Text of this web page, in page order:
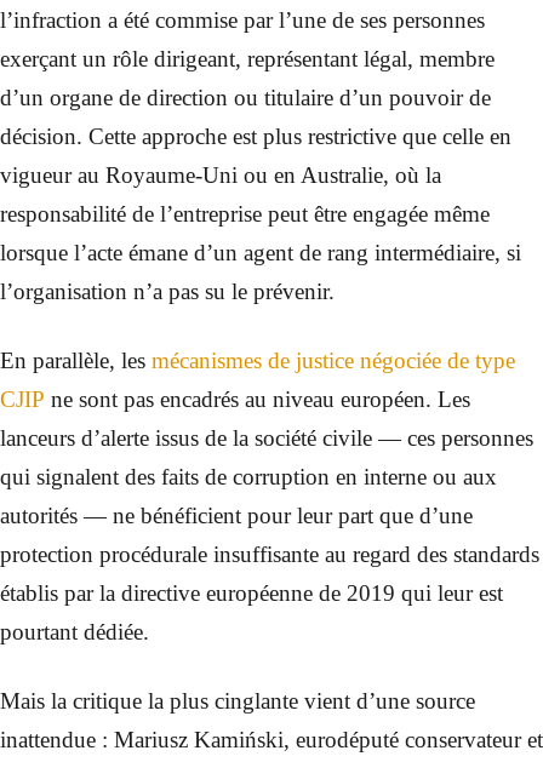
l’infraction a été commise par l’une de ses personnes
exerçant un rôle dirigeant, représentant légal, membre
d’un organe de direction ou titulaire d’un pouvoir de
décision. Cette approche est plus restrictive que celle en
vigueur au Royaume-Uni ou en Australie, où la
responsabilité de l’entreprise peut être engagée même
lorsque l’acte émane d’un agent de rang intermédiaire, si
l’organisation n’a pas su le prévenir.
En parallèle, les mécanismes de justice négociée de type
CJIP ne sont pas encadrés au niveau européen. Les
lanceurs d’alerte issus de la société civile — ces personnes
qui signalent des faits de corruption en interne ou aux
autorités — ne bénéficient pour leur part que d’une
protection procédurale insuffisante au regard des standards
établis par la directive européenne de 2019 qui leur est
pourtant dédiée.
Mais la critique la plus cinglante vient d’une source
inattendue : Mariusz Kamiński, eurodéputé conservateur et